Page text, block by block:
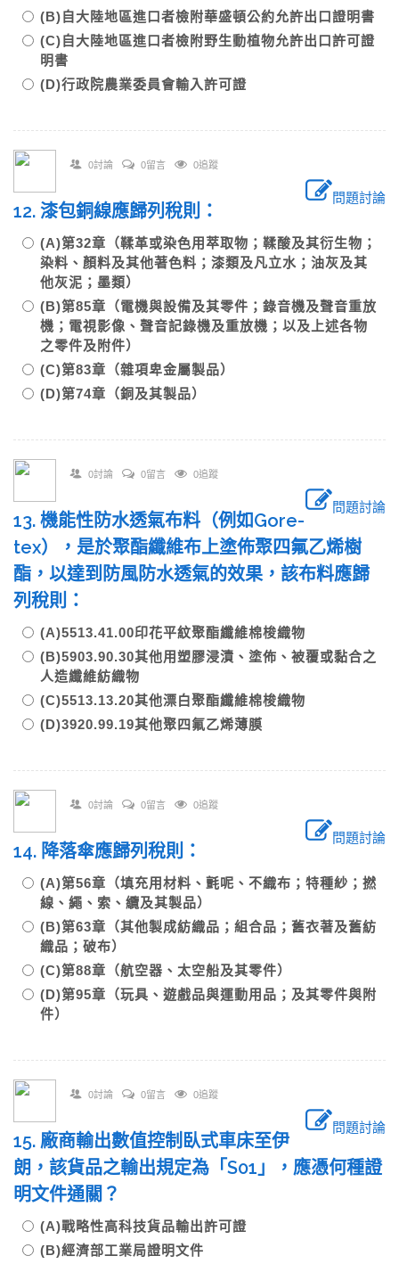
(B)自大陸地區進口者檢附華盛頓公約允許出口證明書
(C)自大陸地區進口者檢附野生動植物允許出口許可證
明書
(D)行政院農業委員會輸入許可證
0討論 0留言 0追蹤
問題討論
12. 漆包銅線應歸列稅則：
(A)第32章（鞣革或染色用萃取物；鞣酸及其衍生物；
染料、顏料及其他著色料；漆類及凡立水；油灰及其
他灰泥；墨類）
(B)第85章（電機與設備及其零件；錄音機及聲音重放
機；電視影像、聲音記錄機及重放機；以及上述各物
之零件及附件）
(C)第83章（雜項卑金屬製品）
(D)第74章（銅及其製品）
0討論 0留言 0追蹤
問題討論
13. 機能性防水透氣布料（例如Gore-
tex），是於聚酯纖維布上塗佈聚四氟乙烯樹
酯，以達到防風防水透氣的效果，該布料應歸
列稅則：
(A)5513.41.00印花平紋聚酯纖維棉梭織物
(B)5903.90.30其他用塑膠浸漬、塗佈、被覆或黏合之
人造纖維紡織物
(C)5513.13.20其他漂白聚酯纖維棉梭織物
(D)3920.99.19其他聚四氟乙烯薄膜
0討論 0留言 0追蹤
問題討論
14. 降落傘應歸列稅則：
(A)第56章（填充用材料、氈呢、不織布；特種紗；撚
線、繩、索、纜及其製品）
(B)第63章（其他製成紡織品；組合品；舊衣著及舊紡
織品；破布）
(C)第88章（航空器、太空船及其零件）
(D)第95章（玩具、遊戲品與運動用品；及其零件與附
件）
0討論 0留言 0追蹤
問題討論
15. 廠商輸出數值控制臥式車床至伊
朗，該貨品之輸出規定為「S01」，應憑何種證
明文件通關？
(A)戰略性高科技貨品輸出許可證
(B)經濟部工業局證明文件